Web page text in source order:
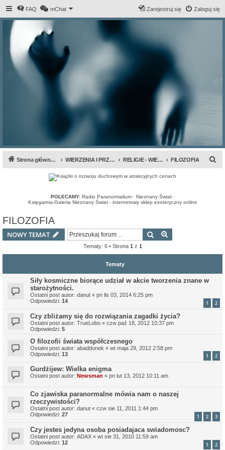
FAQ mChat Zaloguj się
Zarejestruj się
Strona główna forum WIERZENIA I PRZEPOWIEDNIE RELIGIE - WIERZENIA - CUDA FILOZOFIA
POLECAMY: Radio Paranormalium· Nieznany Świat·
Księgarnia-Galeria Nieznany Świat - internetowy sklep ezoteryczny online
FILOZOFIA
NOWY TEMAT Szukaj
Tematy: 6 • Strona 1 z 1
Tematy
Siły kosmiczne biorące udział w akcie tworzenia znane w
starożytności.
Ostatni post autor: danut « pn lis 03, 2014 6:25 pm
Odpowiedzi: 14 1 2
Czy zbliżamy się do rozwiązania zagadki życia?
Ostatni post autor: TrueLobo « czw paź 18, 2012 10:37 pm
Odpowiedzi: 5
O filozofii świata współczesnego
Ostatni post autor: abaddonek « wt maja 29, 2012 2:58 pm
Odpowiedzi: 13 1 2
Gurdżijew: Wielka enigma
Ostatni post autor: Newsman « pn lut 13, 2012 10:11 am
Co zjawiska paranormalne mówia nam o naszej
rzeczywistości?
Ostatni post autor: danut « czw sie 11, 2011 1:44 pm
Odpowiedzi: 27 1 2 3
Czy jestes jedyna osoba posiadajaca swiadomosc?
Ostatni post autor: ADAX « wt sie 31, 2010 11:59 am
Odpowiedzi: 12 1 2